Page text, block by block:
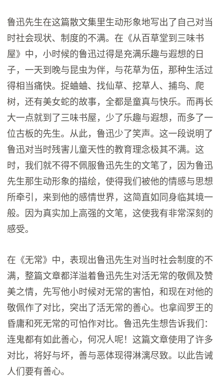
鲁迅先生在这篇散文集里生动形象地写出了自己对当
时社会现状、制度的不满。在《从百草堂到三味书
屋》中，小时候的鲁迅过得是充满乐趣与遐想的日
子，一天到晚与昆虫为伴，与花草为伍，那种生活过
得相当痛快。捉蛐蛐、找仙草、挖草人、捕鸟、爬
树，还有美女蛇的故事，全都是童真与快乐。而再长
大一点就到了三味书屋，少了乐趣与遐想，而多了一
位古板的先生。从此，鲁迅少了笑声。这一段说明了
鲁迅对当时残害儿童天性的教育理念极其不满。这
时，我们就不得不佩服鲁迅先生的文笔了，因为鲁迅
先生那生动形象的描绘，使得我们被他的情感与思想
所牵引，来到他的感情世界，这简直如同身临其境一
般。因为真实加上高强的文笔，这使我有非常深刻的
感受。
在《无常》中，表现出鲁迅先生对当时社会制度的不
满，整篇文章都洋溢着鲁迅先生对活无常的敬佩及赞
美之情，先写他小时候对无常的害怕，和现在对他的
敬佩作了对比，突出了活无常的善心。也拿阎罗王的
昏庸和死无常的可怕作对比。鲁迅先生想告诉我们：
连鬼都有如此善心，何况人呢！这篇文章使用了许多
对比，将好与坏，善与恶体现得淋漓尽致。以此告诫
人们要有善心。